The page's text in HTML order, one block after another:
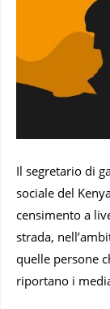
Il segretario di
sociale del
censimento a
strada,
quelle persone
riportano i